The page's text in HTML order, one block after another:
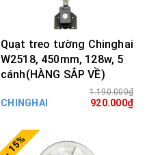
Quạt treo tường Chinghai
W2518, 450mm, 128w, 5
cánh(HÀNG SẮP VỀ)
CHINGHAI
1.190.000₫
920.000₫
- 15%